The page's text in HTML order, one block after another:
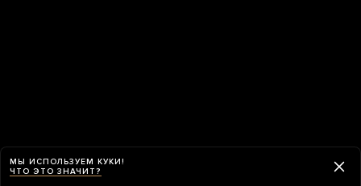
МЫ ИСПОЛЬЗУЕМ КУКИ!
ЧТО ЭТО ЗНАЧИТ?